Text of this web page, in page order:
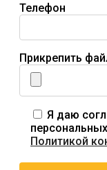
Телефон
Прикрепить
Я даю
Политикой